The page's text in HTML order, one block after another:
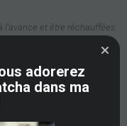
l'avance et être réchauffées
étalez un peu de
cerises coupées en
adorerez
dans ma